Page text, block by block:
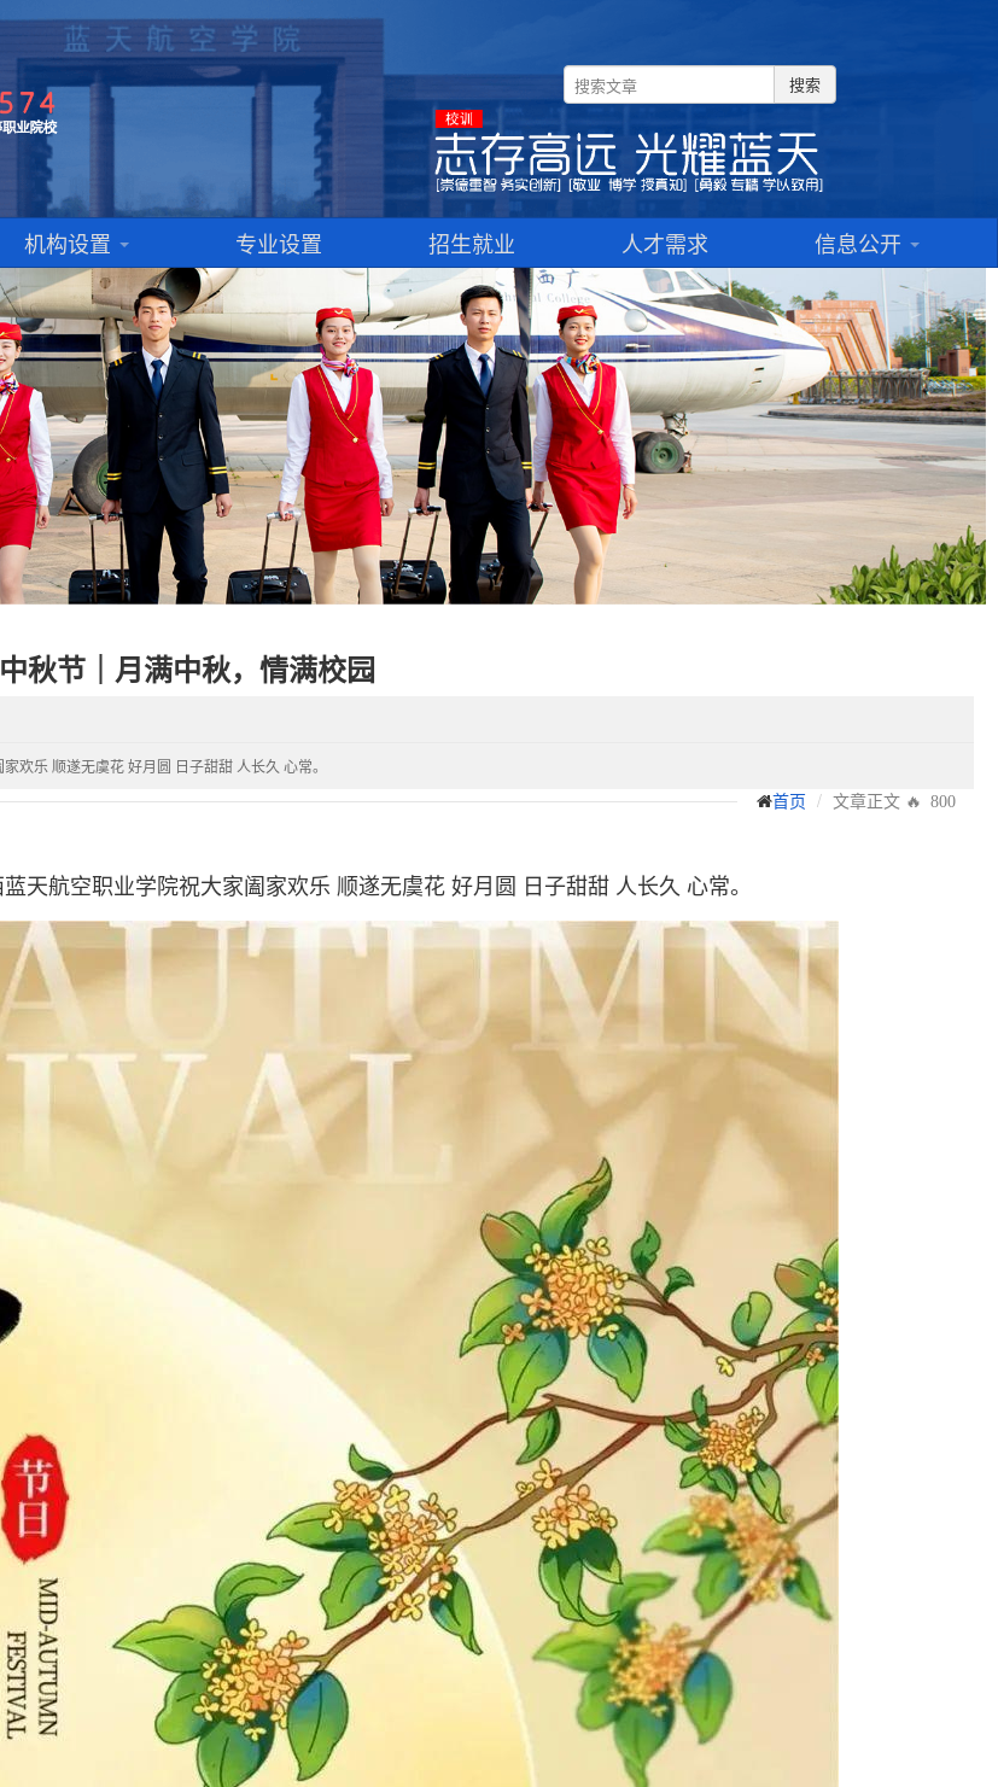
搜索
机构设置 专业设置 招生就业 人才需求 信息公开
中秋节｜月满中秋，情满校园
欢乐 顺遂无虞花 好月圆 日子甜甜 人长久 心常。
首页 文章正文 🔥 800
天航空职业学院祝大家阖家欢乐 顺遂无虞花 好月圆 日子甜甜 人长久 心常。